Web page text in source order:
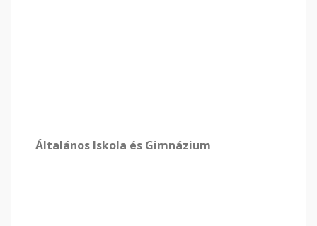
Általános Iskola és Gimnázium